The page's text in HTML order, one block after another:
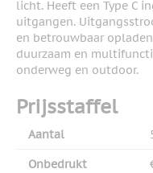
licht. Heeft een Type C
uitgangen.
en betrouwbaar
duurzaam en
onderweg en outdoor.
Prijsstaffel
Aantal
Onbedrukt